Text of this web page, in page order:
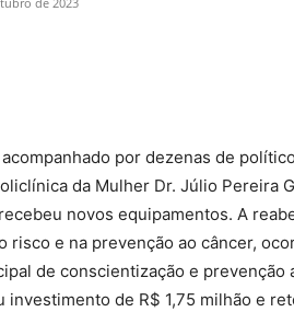
por dezenas de
da Mulher Dr. Júlio Pereira
novos equipamentos. A
risco e na prevenção ao câncer,
de conscientização e
investimento de R$ 1,75 milhão e